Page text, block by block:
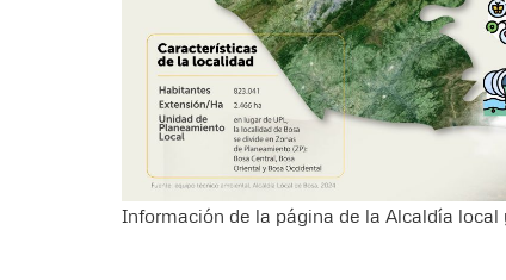
Información de la página de la Alcaldía